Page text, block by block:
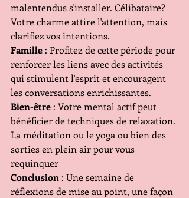
malentendus s'installer. Célibataire?
Votre charme attire l'attention, mais
clarifiez vos intentions.
Famille : Profitez de cette période pour
renforcer les liens avec des activités
qui stimulent l'esprit et encouragent
les conversations enrichissantes.
Bien-être : Votre mental actif peut
bénéficier de techniques de relaxation.
La méditation ou le yoga ou bien des
sorties en plein air pour vous
requinquer
Conclusion : Une semaine de
réflexions de mise au point, une façon